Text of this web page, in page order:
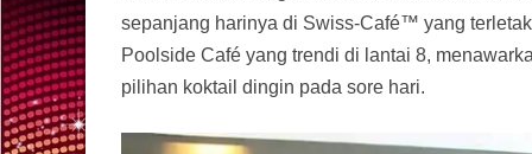
sepanjang harinya di Swiss-Café™ yang
Poolside Café yang trendi di lantai 8,
pilihan koktail dingin pada sore hari.